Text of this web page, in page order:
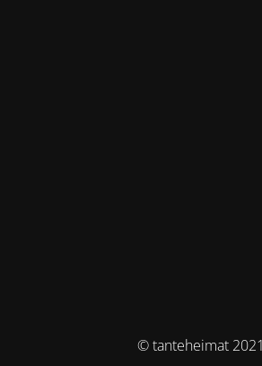
© tanteheimat 2021